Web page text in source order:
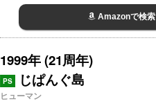
Amazonで検索
1999年 (21周年)
PS じぱんぐ島
ヒューマン